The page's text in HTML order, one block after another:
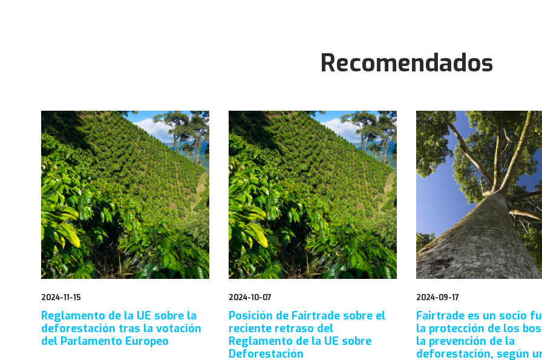
Recomendados
2024-11-15
Reglamento de la UE sobre la
deforestación tras la votación
del Parlamento Europeo
2024-10-07
Posición de Fairtrade sobre el
reciente retraso del
Reglamento de la UE sobre
Deforestación
2024-09-17
Fairtrade es un socio
la protección de los
la prevención de la
deforestación, según